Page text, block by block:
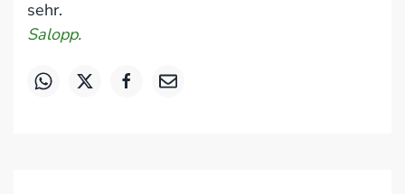
sehr.
Salopp.